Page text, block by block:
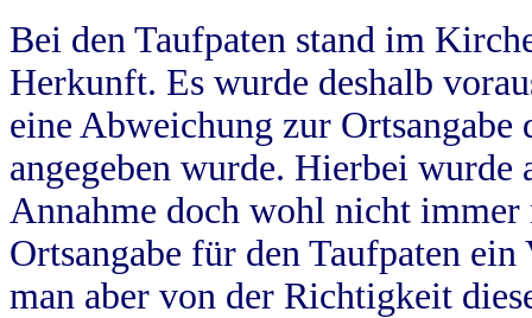
Bei den Taufpaten stand im
Herkunft. Es wurde deshalb
eine Abweichung zur
angegeben wurde. Hierbei wurde
Annahme doch wohl nicht
Ortsangabe für den Taufpaten
man aber von der Richtigkeit